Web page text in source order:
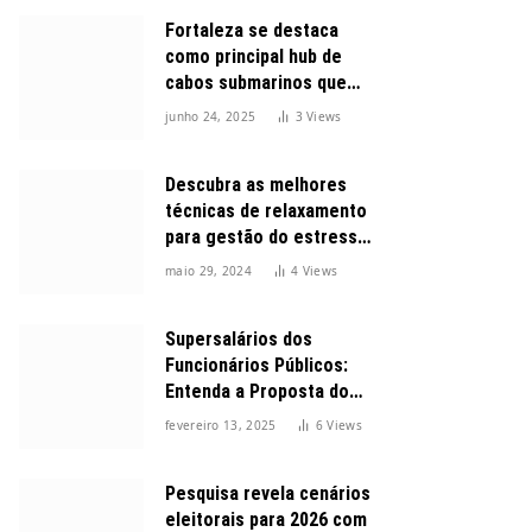
Fortaleza se destaca
como principal hub de
cabos submarinos que
conectam o Brasil ao
junho 24, 2025 3Views
Descubra as melhores
técnicas de relaxamento
para gestão do estresse
durante o dia
maio 29, 2024 4 Views
Supersalários dos
Funcionários Públicos:
Entenda a Proposta do
Governo para Limitar
fevereiro 13, 2025 6Views
Pesquisa revela cenários
eleitorais para 2026 com